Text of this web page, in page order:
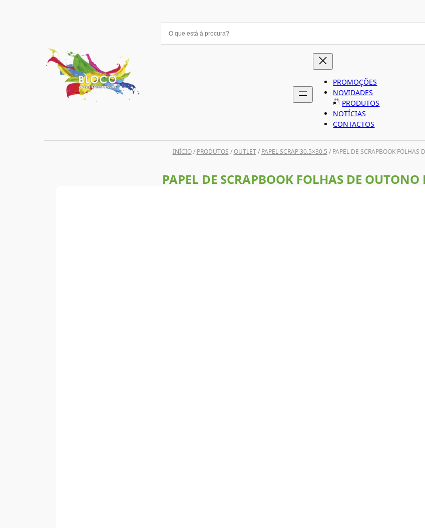
PROMOÇÕES
NOVIDADES
PRODUTOS
NOTÍCIAS
CONTACTOS
INÍCIO/ PRODUTOS /OUTLET/ PAPEL SCRAP 30.5×30.5 / PAPEL DE SCRAPBOOK FOLHAS
PAPEL DE SCRAPBOOK FOLHAS DE OUTONO